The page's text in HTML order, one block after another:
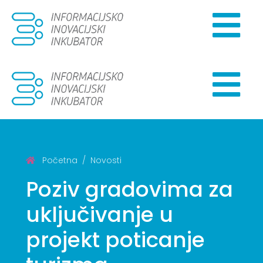
Početna Novosti
Poziv gradovima za
uključivanje u
projekt poticanje